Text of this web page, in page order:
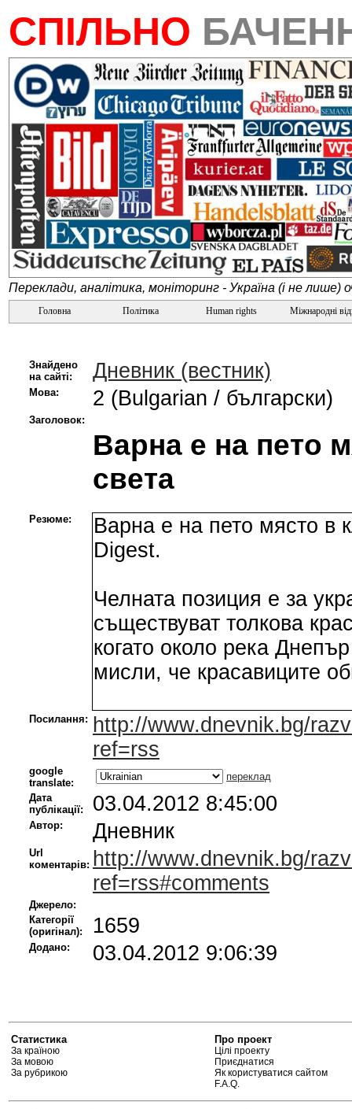
СПІЛЬНО
Переклади, аналітика, моніторинг - Україна (і не лише)
Головна Політика Human rights Міжнародні
Знайдено
на сайті:
Дневник (вестник)
Мова: 2 (Bulgarian / български)
Заголовок:
Варна е на пето
света
Резюме:
Варна е на пето място в
Digest.
Челната позиция е за
съществуват толкова
когато около река
мисли, че красавиците
Посилання:
http://www.dnevnik.bg/
ref=rss
google
translate:
переклад
Дата
публікації:
03.04.2012 8:45:00
Автор: Дневник
Url
коментарів: http://www.dnevnik.bg/
ref=rss#comments
Джерело:
Категорії
(оригінал):
1659
Додано: 03.04.2012 9:06:39
Статистика
За країною
За мовою
За рубрикою
Про проект
Цілі проекту
Приєднатися
Як користуватися сайтом
F.A.Q.